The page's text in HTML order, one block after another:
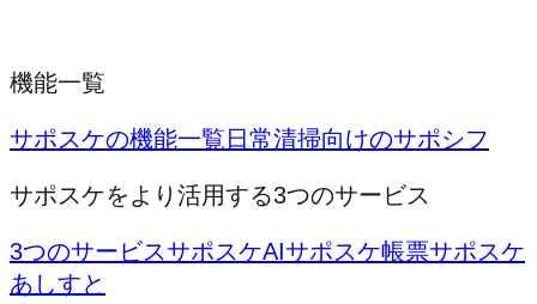
機能一覧
サポスケの機能一覧 日常清掃向けのサポシフ
サポスケをより活用する3つのサービス
3つのサービスサポスケAIサポスケ帳票サポスケ
あしすと